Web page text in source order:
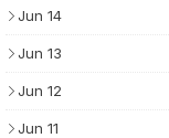
Jun 14
Jun 13
Jun 12
Jun 11